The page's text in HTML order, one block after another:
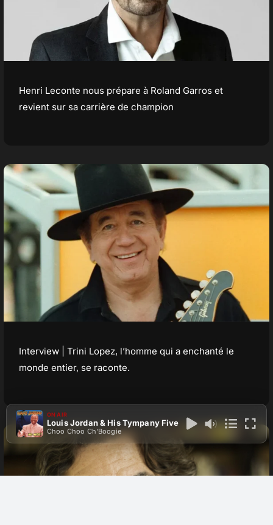
Henri Leconte nous prépare à Roland Garros et
revient sur sa carrière de champion
Interview | Trini Lopez, l’homme qui a enchanté le
monde entier, se raconte.
ON AIR
Louis Jordan & His Tympany Five
Choo Choo Ch'Boogie